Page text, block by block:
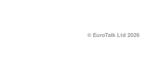
© EuroTalk Ltd 2026